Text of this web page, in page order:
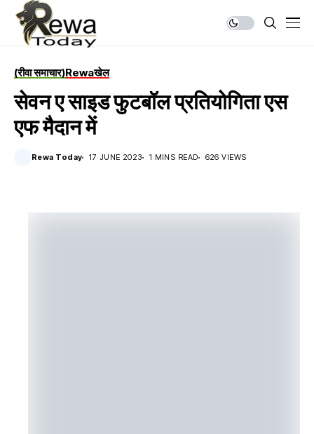
(रीवा समाचार)Rewaखेल
सेवन ए साइड फुटबॉल प्रतियोगिता एस
एफ मैदान में
Rewa Today 17 JUNE 2023 1 MINS READ 626 VIEWS